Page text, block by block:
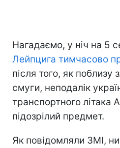
Нагадаємо, у ніч на 5
Лейпцига тимчасово
після того, як поблизу
смуги, неподалік
транспортного літака
підозрілий предмет.
Як повідомляли ЗМІ,